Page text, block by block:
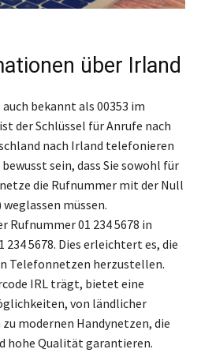
über Irland
bekannt als 00353 im
der Schlüssel für Anrufe nach
nach Irland telefonieren
sein, dass Sie sowohl für
die Rufnummer mit der Null
müssen.
Rufnummer 01 234 5678 in
234 5678. Dies erleichtert es, die
Telefonnetzen herzustellen.
IRL trägt, bietet eine
von ländlicher
modernen Handynetzen, die
hohe Qualität garantieren.